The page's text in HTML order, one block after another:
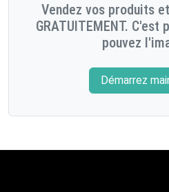
Vendez vos produits
GRATUITEMENT.
pouvez
Démarrez